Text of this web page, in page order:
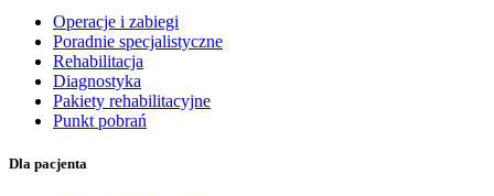
Operacje i zabiegi
Poradnie specjalistyczne
Rehabilitacja
Diagnostyka
Pakiety rehabilitacyjne
Punkt pobrań
Dla pacjenta